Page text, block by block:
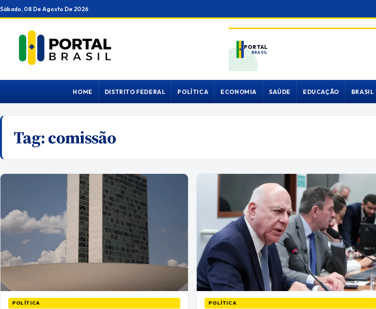
Ir
para
conteúdo
Sábado, 08 De Agosto De 2026
PORTAL
BRASIL
HOME DISTRITO FEDERAL POLÍTICA ECONOMIA SAÚDE EDUCAÇÃO BRASIL
Tag:comissão
POLÍTICA POLÍTICA